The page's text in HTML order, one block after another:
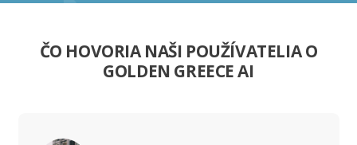
ČO HOVORIA NAŠI POUŽÍVATELIA O
GOLDEN GREECE AI